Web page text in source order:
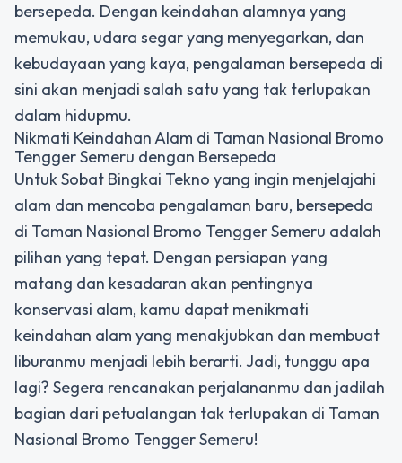
bersepeda. Dengan keindahan alamnya yang
memukau, udara segar yang menyegarkan, dan
kebudayaan yang kaya, pengalaman bersepeda di
sini akan menjadi salah satu yang tak terlupakan
dalam hidupmu.
Nikmati Keindahan Alam di Taman Nasional Bromo
Tengger Semeru dengan Bersepeda
Untuk Sobat Bingkai Tekno yang ingin menjelajahi
alam dan mencoba pengalaman baru, bersepeda
di Taman Nasional Bromo Tengger Semeru adalah
pilihan yang tepat. Dengan persiapan yang
matang dan kesadaran akan pentingnya
konservasi alam, kamu dapat menikmati
keindahan alam yang menakjubkan dan membuat
liburanmu menjadi lebih berarti. Jadi, tunggu apa
lagi? Segera rencanakan perjalananmu dan jadilah
bagian dari petualangan tak terlupakan di Taman
Nasional Bromo Tengger Semeru!